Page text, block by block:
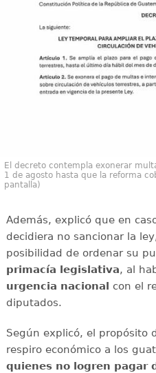
El decreto contempla exonerar
1 de agosto hasta que la reforma
pantalla)
Además, explicó que en
decidiera no sancionar la
posibilidad de ordenar su
primacía legislativa, al
urgencia nacional con el
diputados.
Según explicó, el propósito
respiro económico a los
quienes no logren pagar